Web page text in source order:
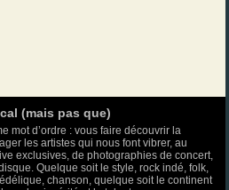
(mais pas que)
mot d’ordre : vous faire découvrir la
les artistes qui nous font vibrer, au
exclusives, de photographies de concert,
Quelque soit le style, rock indé, folk,
chanson, quelque soit le continent